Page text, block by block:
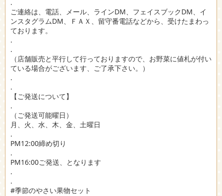
.
ご連絡は、電話、メール、ラインDM、フェイスブックDM、イ
ンスタグラムDM、ＦＡＸ、留守番電話などから、受けたまわっ
ております。
.
.
（店舗販売と平行して行っておりますので、お野菜に値札が付い
ている場合がございます、ご了承下さい。）
.
.
【ご発送について】
.
（ご発送可能曜日）
月、火、水、木、金、土曜日
.
PM12:00締め切り
.
PM16:00ご発送、となります
.
.
#季節のやさい果物セット